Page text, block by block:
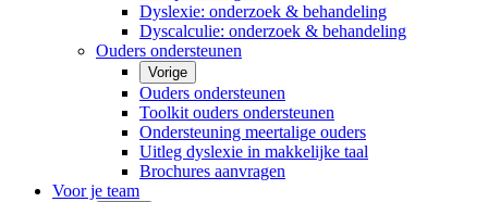
Dyslexie: onderzoek & behandeling
Dyscalculie: onderzoek & behandeling
Ouders ondersteunen
Vorige
Ouders ondersteunen
Toolkit ouders ondersteunen
Ondersteuning meertalige ouders
Uitleg dyslexie in makkelijke taal
Brochures aanvragen
Voor je team